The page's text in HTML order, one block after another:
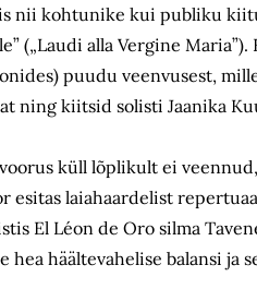
nii kohtunike kui publiku
(„Laudi alla Vergine
puudu veenvusest,
ning kiitsid solisti Jaanika
küll lõplikult ei
laiahaardelist
El Léon de Oro silma
hea häältevahelise balansi ja